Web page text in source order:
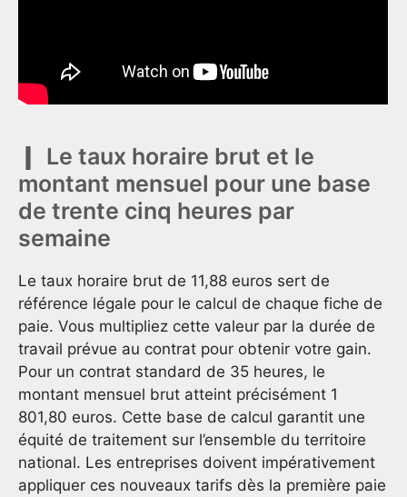
Le taux horaire brut et le
montant mensuel pour une base
de trente cinq heures par
semaine
Le taux horaire brut de 11,88 euros sert de
référence légale pour le calcul de chaque fiche de
paie. Vous multipliez cette valeur par la durée de
travail prévue au contrat pour obtenir votre gain.
Pour un contrat standard de 35 heures, le
montant mensuel brut atteint précisément 1
801,80 euros. Cette base de calcul garantit une
équité de traitement sur l’ensemble du territoire
national. Les entreprises doivent impérativement
appliquer ces nouveaux tarifs dès la première paie